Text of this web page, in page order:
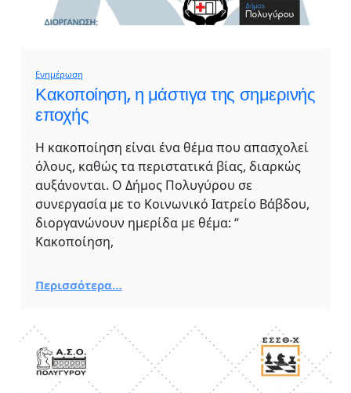
Ενημέρωση
Κακοποίηση, η μάστιγα της σημερινής
εποχής
Η κακοποίηση είναι ένα θέμα που απασχολεί
όλους, καθώς τα περιστατικά βίας, διαρκώς
αυξάνονται. Ο Δήμος Πολυγύρου σε
συνεργασία με το Κοινωνικό Ιατρείο Βάβδου,
διοργανώνουν ημερίδα με θέμα: “
Κακοποίηση,
Περισσότερα…